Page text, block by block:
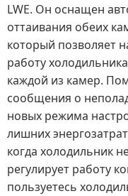
LWE. Он оснащен
оттаивания обеих
который позволяет
работу
каждой из камер.
сообщения о
новых режима
лишних
когда холодильник
регулирует работу
пользуетесь